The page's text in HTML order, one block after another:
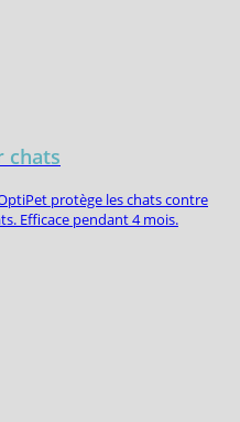
chats
protège les chats contre
Efficace pendant 4 mois.